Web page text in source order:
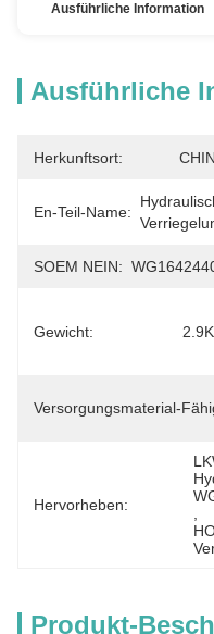
Ausführliche Information
Ausführliche
Herkunftsort:
En-Teil-Name:
SOEM NEIN:
Gewicht:
Versorgungsmaterial-
Hervorheben:
Produkt-